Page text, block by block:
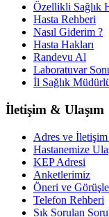
Özellikli Sağlık
Hasta Rehberi
Nasıl Giderim ?
Hasta Hakları
Randevu Al
Laboratuvar
İl Sağlık
İletişim & Ulaşım
Adres ve
Hastanemize
KEP Adresi
Anketlerimiz
Öneri ve
Telefon Rehberi
Sık Sorulan